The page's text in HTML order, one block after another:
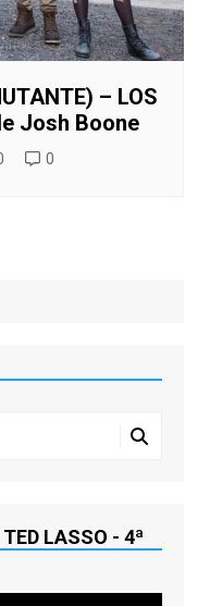
– LOS
Josh Boone
0
LASSO - 4ª